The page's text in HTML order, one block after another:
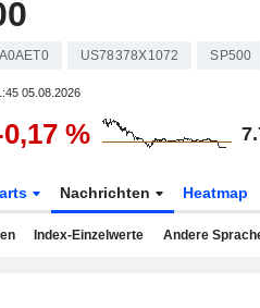
A0AET0 US78378X1072 SP500
05.08.2026
%
Nachrichten Heatmap
Index-Einzelwerte Andere